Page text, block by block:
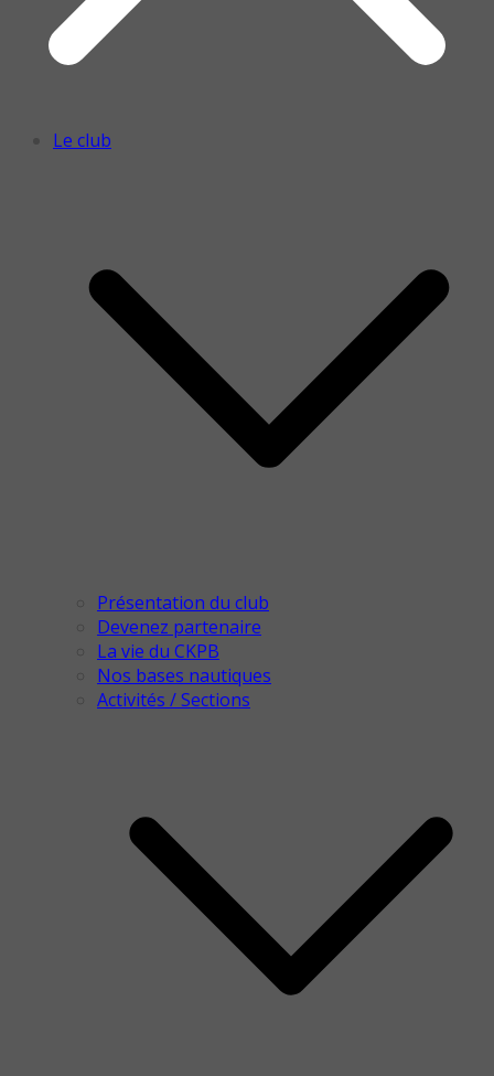
Le club
Présentation du club
Devenez partenaire
La vie du CKPB
Nos bases nautiques
Activités / Sections